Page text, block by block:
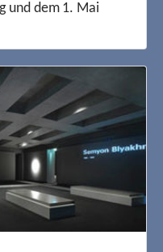
und dem 1. Mai